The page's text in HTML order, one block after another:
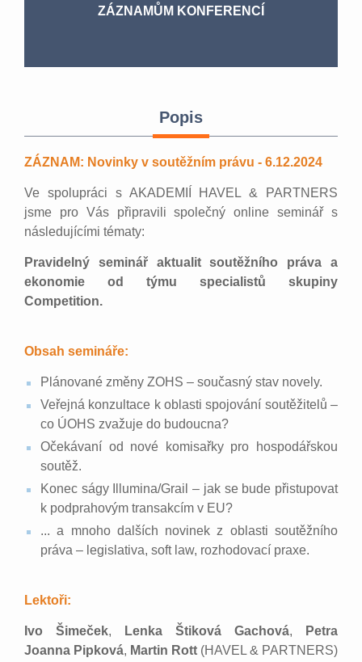
ZÁZNAMŮM KONFERENCÍ
Popis
ZÁZNAM: Novinky v soutěžním právu - 6.12.2024
Ve spolupráci s AKADEMIÍ HAVEL & PARTNERS
jsme pro Vás připravili společný online seminář s
následujícími tématy:
Pravidelný seminář aktualit soutěžního práva a
ekonomie od týmu specialistů skupiny
Competition.
Obsah semináře:
Plánované změny ZOHS – současný stav novely.
Veřejná konzultace k oblasti spojování soutěžitelů –
co ÚOHS zvažuje do budoucna?
Očekávaní od nové komisařky pro hospodářskou
soutěž.
Konec ságy Illumina/Grail – jak se bude přistupovat
k podprahovým transakcím v EU?
... a mnoho dalších novinek z oblasti soutěžního
práva – legislativa, soft law, rozhodovací praxe.
Lektoři:
Ivo Šimeček, Lenka Štiková Gachová,
Petra
Joanna Pipková, Martin Rott (HAVEL & PARTNERS)